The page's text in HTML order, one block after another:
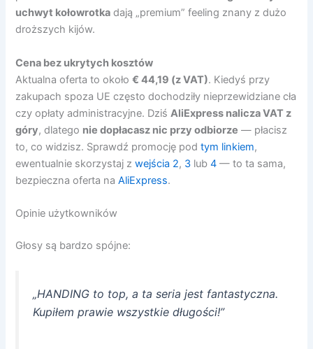
uchwyt kołowrotka dają „premium” feeling znany z dużo
droższych kijów.
Cena bez ukrytych kosztów
Aktualna oferta to około€ 44,19 (z VAT). Kiedyś przy
zakupach spoza UE często dochodziły nieprzewidziane cła
czy opłaty administracyjne. DziśAliExpress nalicza VAT z
góry, dlatego nie dopłacasz nic przy odbiorze — płacisz
to, co widzisz. Sprawdź promocję podtym linkiem,
ewentualnie skorzystaj zwejścia 2, 3 lub4 — to ta sama,
bezpieczna oferta naAliExpress.
Opinie użytkowników
Głosy są bardzo spójne:
„HANDING to top, a ta seria jest fantastyczna.
Kupiłem prawie wszystkie długości!”